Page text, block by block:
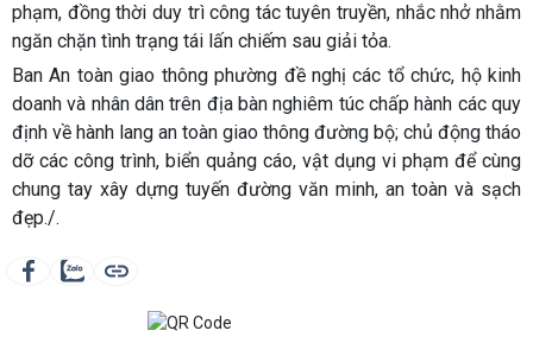
phạm, đồng thời duy trì công tác tuyên truyền, nhắc nhở nhằm
ngăn chặn tình trạng tái lấn chiếm sau giải tỏa.
Ban An toàn giao thông phường đề nghị các tổ chức, hộ kinh
doanh và nhân dân trên địa bàn nghiêm túc chấp hành các quy
định về hành lang an toàn giao thông đường bộ; chủ động tháo
dỡ các công trình, biển quảng cáo, vật dụng vi phạm để cùng
chung tay xây dựng tuyến đường văn minh, an toàn và sạch
đẹp./.